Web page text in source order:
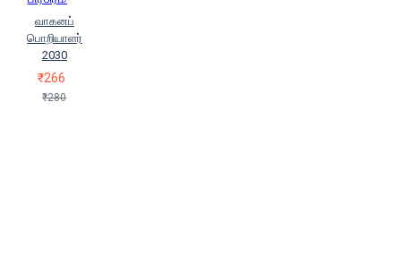
வாகனப்
பொறியாளர்
2030
₹266
₹280